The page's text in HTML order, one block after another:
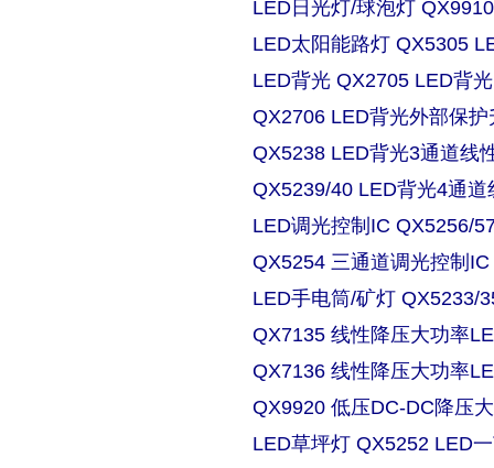
LED日光灯/球泡灯
LED太阳能路灯 QX5305
LED背光 QX2705 LED背
QX2706 LED背光外部保
QX5238 LED背光3通道线
QX5239/40 LED背光4通
LED调光控制IC QX5256/
QX5254 三通道调光控制
LED手电筒/矿灯 QX5233/
QX7135 线性降压大功率
QX7136 线性降压大功率
QX9920 低压DC-DC降压
LED草坪灯 QX5252 LED